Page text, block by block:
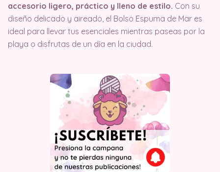
accesorio ligero, práctico y lleno de estilo. Con su
diseño delicado y aireado, el Bolso Espuma de Mar es
ideal para llevar tus esenciales mientras paseas por la
playa o disfrutas de un día en la ciudad.